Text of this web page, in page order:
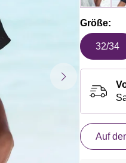
Größe:
32/34
Auf